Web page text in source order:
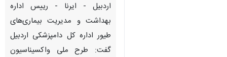
اردبیل - ایرنا - رییس اداره
بهداشت و مدیریت بیماری‌های
طیور اداره کل دامپزشکی اردبیل
گفت: طرح ملی واکسیناسیون